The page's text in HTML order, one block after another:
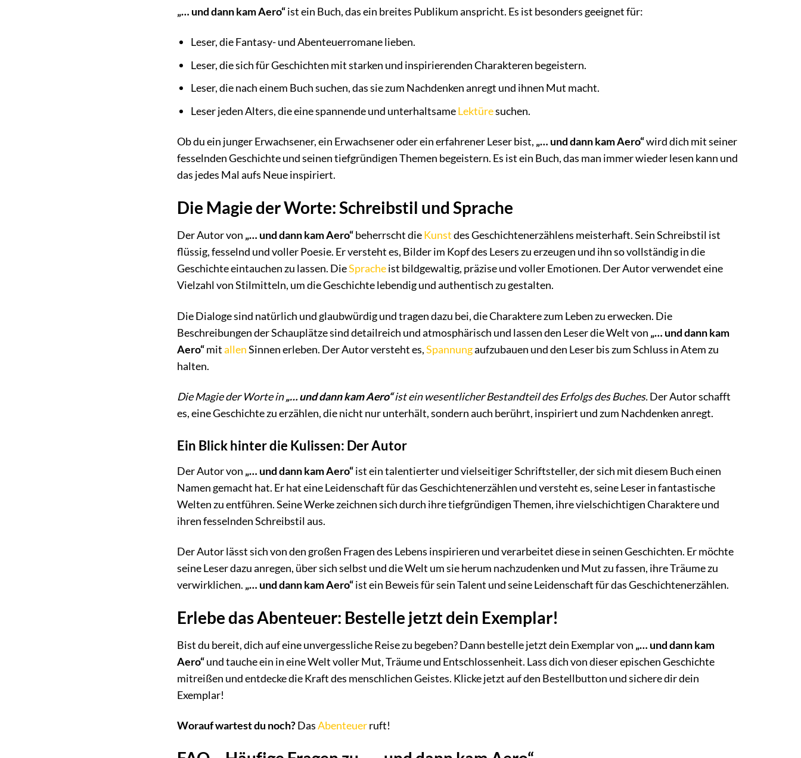
„… und dann kam Aero“ist ein Buch, das ein breites Publikum anspricht. Es ist besonders geeignet für:
Leser, die Fantasy- und Abenteuerromane lieben.
Leser, die sich für Geschichten mit starken und inspirierenden Charakteren begeistern.
Leser, die nach einem Buch suchen, das sie zum Nachdenken anregt und ihnen Mut macht.
Leser jeden Alters, die eine spannende und unterhaltsameLektüresuchen.
Ob du ein junger Erwachsener, ein Erwachsener oder ein erfahrener Leser bist, „… und dann kam Aero“wird dich mit seiner
fesselnden Geschichte und seinen tiefgründigen Themen begeistern. Es ist ein Buch, das man immer wieder lesen kann und
das jedes Mal aufs Neue inspiriert.
Die Magie der Worte: Schreibstil und Sprache
Der Autor von „… und dann kam Aero“beherrscht dieKunstdes Geschichtenerzählens meisterhaft. Sein Schreibstil ist
flüssig, fesselnd und voller Poesie. Er versteht es, Bilder im Kopf des Lesers zu erzeugen und ihn so vollständig in die
Geschichte eintauchen zu lassen. DieSpracheist bildgewaltig, präzise und voller Emotionen. Der Autor verwendet eine
Vielzahl von Stilmitteln, um die Geschichte lebendig und authentisch zu gestalten.
Die Dialoge sind natürlich und glaubwürdig und tragen dazu bei, die Charaktere zum Leben zu erwecken. Die
Beschreibungen der Schauplätze sind detailreich und atmosphärisch und lassen den Leser die Welt von „… und dann kam
Aero“mitallenSinnen erleben. Der Autor versteht es,Spannungaufzubauen und den Leser bis zum Schluss in Atem zu
halten.
Die Magie der Worte in„… und dann kam Aero“ist ein wesentlicher Bestandteil des Erfolgs des Buches.Der Autor schafft
es, eine Geschichte zu erzählen, die nicht nur unterhält, sondern auch berührt, inspiriert und zum Nachdenken anregt.
Ein Blick hinter die Kulissen: Der Autor
Der Autor von „… und dann kam Aero“ist ein talentierter und vielseitiger Schriftsteller, der sich mit diesem Buch einen
Namen gemacht hat. Er hat eine Leidenschaft für das Geschichtenerzählen und versteht es, seine Leser in fantastische
Welten zu entführen. Seine Werke zeichnen sich durch ihre tiefgründigen Themen, ihre vielschichtigen Charaktere und
ihren fesselnden Schreibstil aus.
Der Autor lässt sich von den großen Fragen des Lebens inspirieren und verarbeitet diese in seinen Geschichten. Er möchte
seine Leser dazu anregen, über sich selbst und die Welt um sie herum nachzudenken und Mut zu fassen, ihre Träume zu
verwirklichen. „… und dann kam Aero“ist ein Beweis für sein Talent und seine Leidenschaft für das Geschichtenerzählen.
Erlebe das Abenteuer: Bestelle jetzt dein Exemplar!
Bist du bereit, dich auf eine unvergessliche Reise zu begeben? Dann bestelle jetzt dein Exemplar von „… und dann kam
Aero“und tauche ein in eine Welt voller Mut, Träume und Entschlossenheit. Lass dich von dieser epischen Geschichte
mitreißen und entdecke die Kraft des menschlichen Geistes. Klicke jetzt auf den Bestellbutton und sichere dir dein
Exemplar!
Worauf wartest du noch?DasAbenteuerruft!